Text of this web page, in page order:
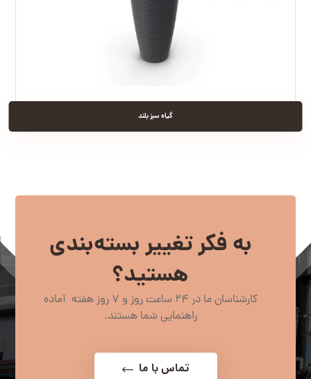
گیاه سبز بلند
به فکر تغییر بسته‌بندی
هستید؟
کارشناسان ما در 24 ساعت روز و 7 روز هفته آماده
راهنمایی شما هستند.
تماس با ما